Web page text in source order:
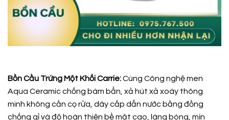
Bồn Cầu Trứng Một Khối Carrie:Cùng Công nghệ men
Aqua Ceramic chống bám bẩn, xả hút xả xoáy thông
minh không cần cọ rửa, dây cấp dẫn nước bằng đồng
chống gỉ và độ hoàn thiện bề mặt cao, láng bóng, mịn